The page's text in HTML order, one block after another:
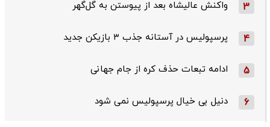
3 واکنش عالیشاه بعد از پیوستن به گل‌گهر
4 پرسپولیس در آستانه جذب ۳ بازیکن جدید
5 ادامه تبعات حذف کره از جام جهانی
6 دنیل بی خیال پرسپولیس نمی شود